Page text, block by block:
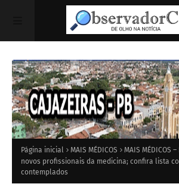
Página inicial MAIS MÉDICOS
MAIS MÉDICOS
novos profissionais da medicina; confira lista
contemplados